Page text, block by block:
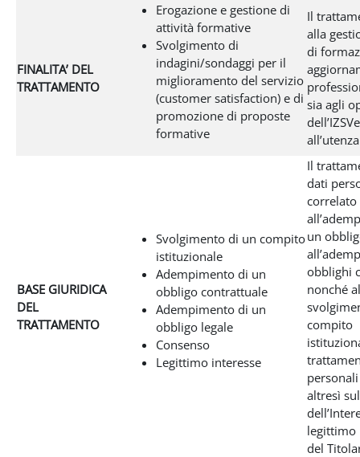
FINALITA’ DEL
TRATTAMENTO
Erogazione e gestione di
attività formative
Svolgimento di
indagini/sondaggi per il
miglioramento del servizio
(customer satisfaction) e di
promozione di proposte
formative
Il
alla
di
sia agli
BASE GIURIDICA
DEL
TRATTAMENTO
Svolgimento di un compito
istituzionale
Adempimento di un
obbligo contrattuale
Adempimento di un
obbligo legale
Consenso
Legittimo interesse
Il
dati
correlato
un
obblighi
nonché
compito
altresì
legittimo
del